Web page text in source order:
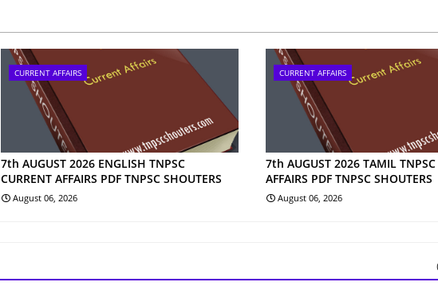
CURRENT AFFAIRS
7th AUGUST 2026 ENGLISH TNPSC
CURRENT AFFAIRS PDF TNPSC SHOUTERS
August 06, 2026
CURRENT AFFAIRS
7th AUGUST 2026 TAMIL TNPSC
AFFAIRS PDF TNPSC SHOUTERS
August 06, 2026